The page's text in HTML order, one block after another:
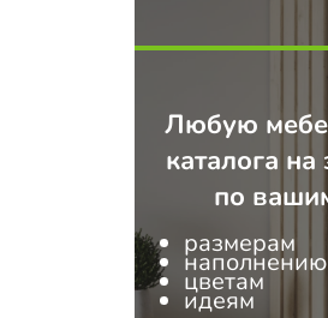
Любую
каталога на
по
размерам
наполнению
цветам
идеям